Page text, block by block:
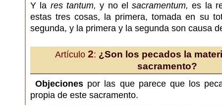
Y la res tantum, y no elsacramentum, es la
estas tres cosas, la primera, tomada en su
segunda, y la primera y la segunda son causa
Artículo 2: ¿Son los pecados la
sacramento?
Objeciones por las que parece que los
propia de este sacramento.